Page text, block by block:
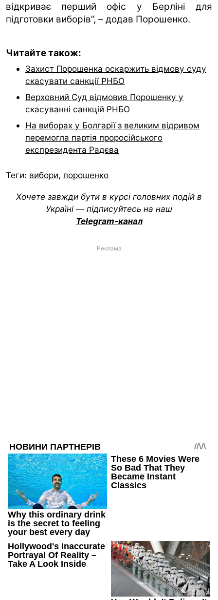
відкриває перший офіс у Берліні для
підготовки виборів”, – додав Порошенко.
Читайте також:
Захист Порошенка оскаржить відмову суду
скасувати санкції РНБО
Верховний Суд відмовив Порошенку у
скасуванні санкцій РНБО
На виборах у Болгарії з великим відривом
перемогла партія проросійського
експрезидента Радєва
Теги: вибори, порошенко
Хочете завжди бути в курсі головних подій в
Україні — підписуйтесь на наш
Telegram-канал
Реклама